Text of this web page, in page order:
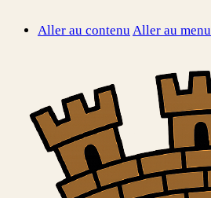
Aller au contenu Aller au menu